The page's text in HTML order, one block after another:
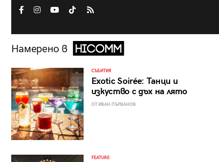
Намерено в
СЪБИТИЯ
Exotic Soirée: Танци и
изкуство с дъх на лято
ОТ ИВАН ПЪРВАНОВ
FEATURE